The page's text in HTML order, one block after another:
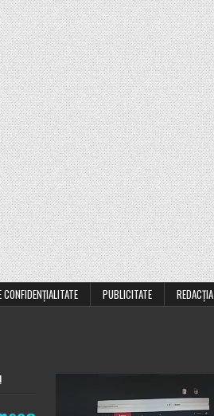
PUBLICITATE REDACȚIA